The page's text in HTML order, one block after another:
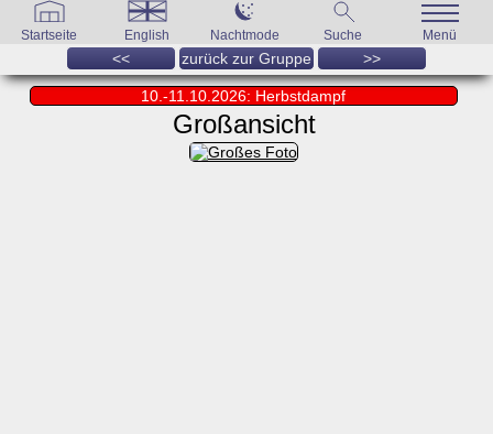
Startseite English Nachtmode Suche Menü
<< zurück zur Gruppe >>
10.-11.10.2026: Herbstdampf
Großansicht